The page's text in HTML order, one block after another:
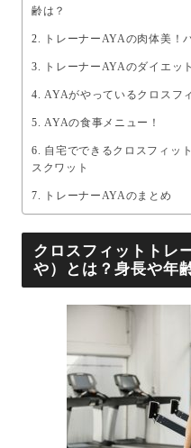
齢は？
トレーナーAYAの肉体美！
トレーナーAYAのダイエッ
AYAがやっているクロスフ
AYAの食事メニュー！
自宅でできるクロスフィッ
スクワット
トレーナーAYAのまとめ
クロスフィットトレ
や）とは？身長や年